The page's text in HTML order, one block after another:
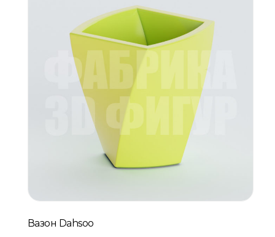
Вазон Dahsoo